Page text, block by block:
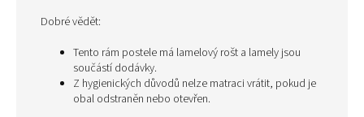
Dobré vědět:
Tento rám postele má lamelový rošt a lamely jsou
součástí dodávky.
Z hygienických důvodů nelze matraci vrátit, pokud je
obal odstraněn nebo otevřen.